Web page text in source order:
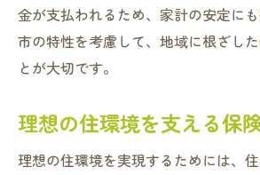
金が支払われるため、家計の安定に
市の特性を考慮して、地域に根ざし
とが大切です。
理想の住環境を支える保
理想の住環境を実現するためには、